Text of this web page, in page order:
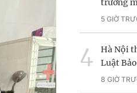
trường
5 GIỜ
Hà Nội
Luật
8 GIỜ